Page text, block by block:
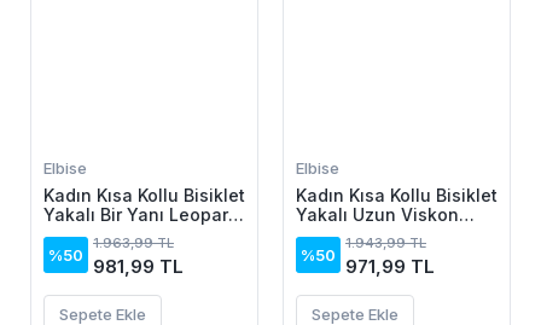
Elbise
Kadın Kısa Kollu Bisiklet
Yakalı Bir Yanı Leopar
Detaylı Uzun Viskon
Elbise
%50
1.963,99 TL
981,99 TL
Sepete Ekle
Elbise
Kadın Kısa Kollu Bisiklet
Yakalı Uzun Viskon
Elbise
%50
1.943,99 TL
971,99 TL
Sepete Ekle